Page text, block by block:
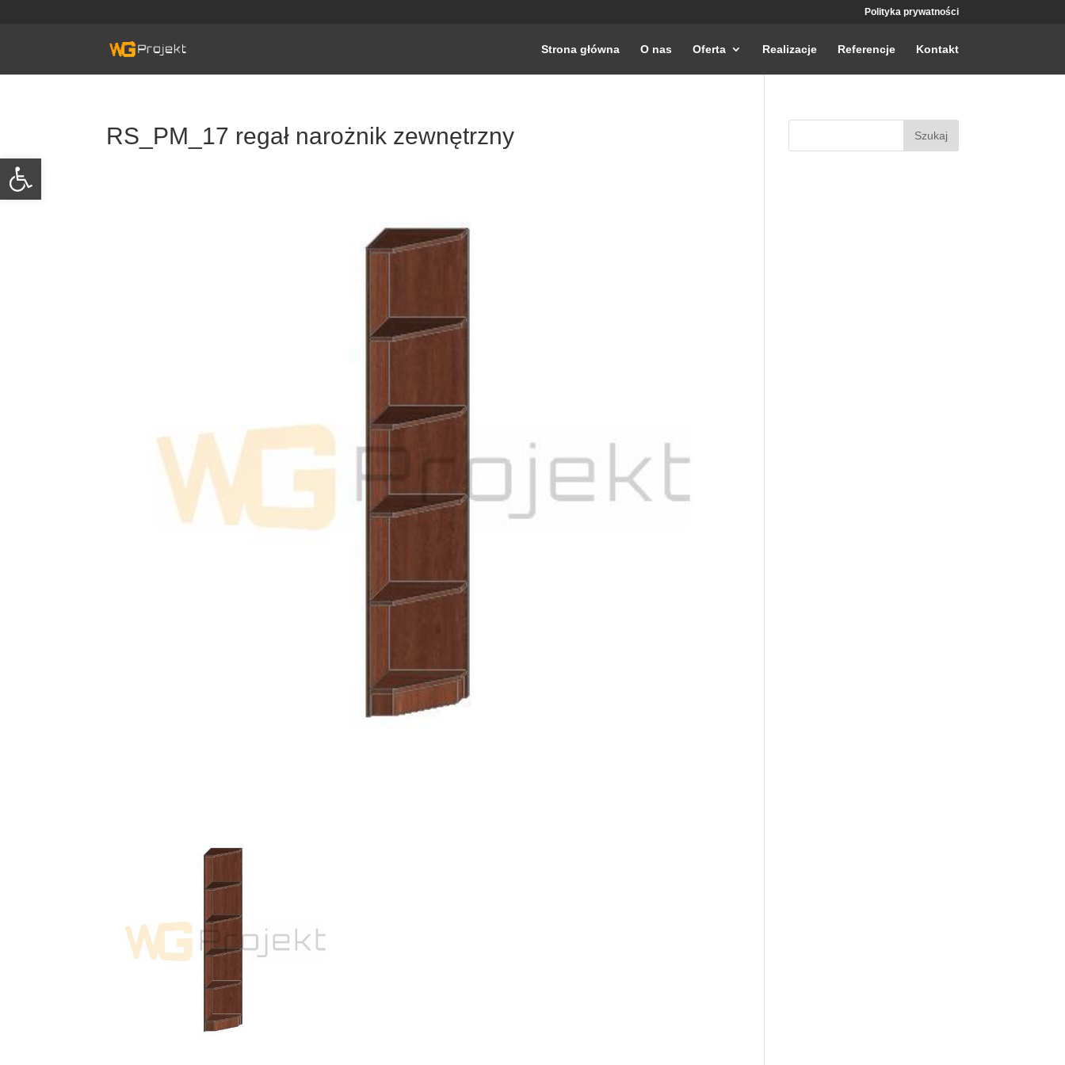
Otwórz pasek narzędzi
Polityka prywatności
Strona główna O nas Oferta Realizacje Referencje Kontakt
RS_PM_17 regał narożnik zewnętrzny Szukaj: